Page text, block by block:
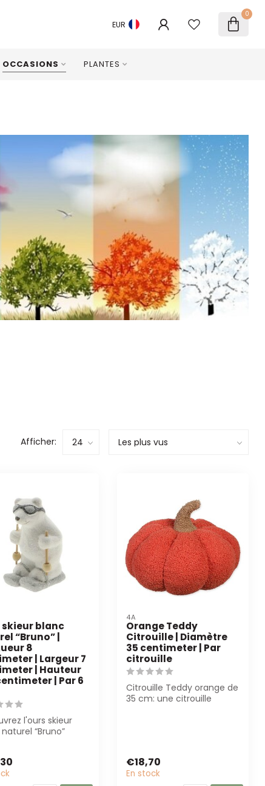
EUR
0
OCCASIONS PLANTES
Afficher:
skieur blanc
“Bruno” |
8
| Largeur 7
| Hauteur
| Par 6
l'ours skieur
“Bruno”
4A
Orange Teddy
Citrouille | Diamètre
35 centimeter | Par
citrouille
Citrouille Teddy orange de
35 cm: une citrouille
€18,70
En stock